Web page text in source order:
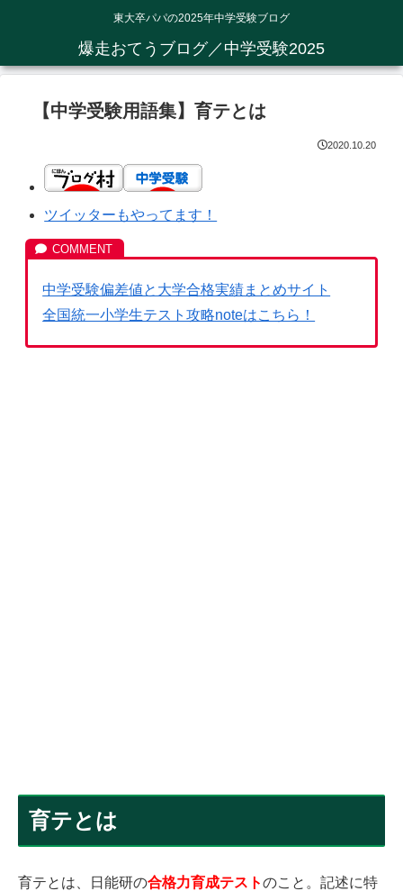
東大卒パパの2025年中学受験ブログ
爆走おてうブログ／中学受験2025
【中学受験用語集】育テとは
2020.10.20
ツイッターもやってます！
中学受験偏差値と大学合格実績まとめサイト
全国統一小学生テスト攻略noteはこちら！
育テとは
育テとは、日能研の合格力育成テストのこと。記述に特